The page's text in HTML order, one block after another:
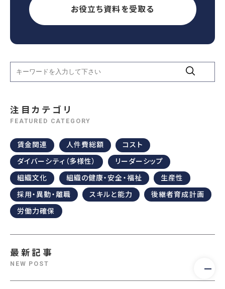
お役立ち資料を受取る
注目カテゴリ
FEATURED CATEGORY
賃金関連 人件費総額 コスト
ダイバーシティ（多様性） リーダーシップ
組織文化 組織の健康・安全・福祉 生産性
採用・異動・離職 スキルと能力 後継者育成計画
労働力確保
最新記事
NEW POST